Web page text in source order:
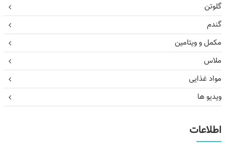
گلوتن
گندم
مکمل و ویتامین
ملاس
مواد غذایی
ویدیو ها
اطلاعات